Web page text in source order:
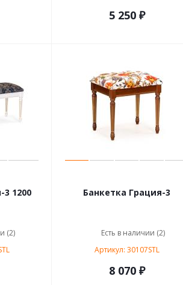
5 250 ₽
1200
(2)
Банкетка Грация-3
Есть в наличии (2)
Артикул: 30107STL
8 070 ₽